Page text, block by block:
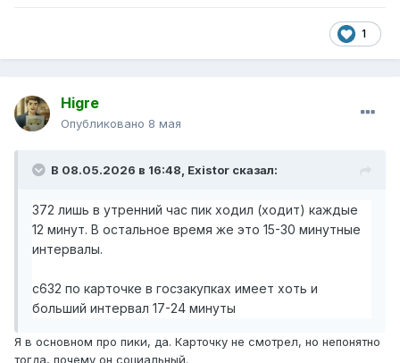
1
Higre
Опубликовано 8 мая
В 08.05.2026 в 16:48, Existor сказал:
372 лишь в утренний час пик ходил (ходит) каждые
12 минут. В остальное время же это 15-30 минутные
интервалы.
с632 по карточке в госзакупках имеет хоть и
больший интервал 17-24 минуты
Я в основном про пики, да. Карточку не смотрел, но непонятно
тогда, почему он социальный.